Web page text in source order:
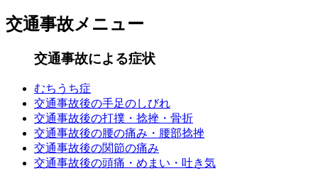
交通事故メニュー
交通事故による症状
むちうち症
交通事故後の手足のしびれ
交通事故後の打撲・捻挫・骨折
交通事故後の腰の痛み・腰部捻挫
交通事故後の関節の痛み
交通事故後の頭痛・めまい・吐き気